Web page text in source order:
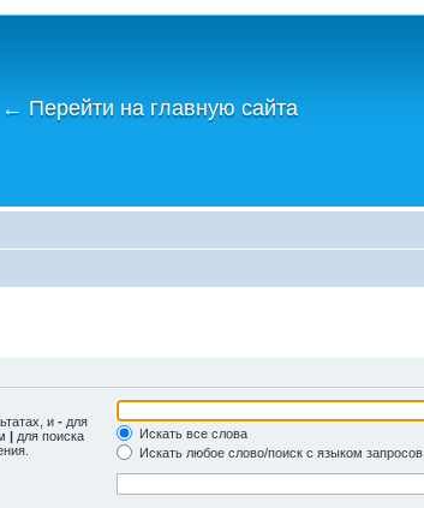
← Перейти на главную сайта
и - для
| для поиска
Искать все слова
Искать любое слово/поиск с языком запросов